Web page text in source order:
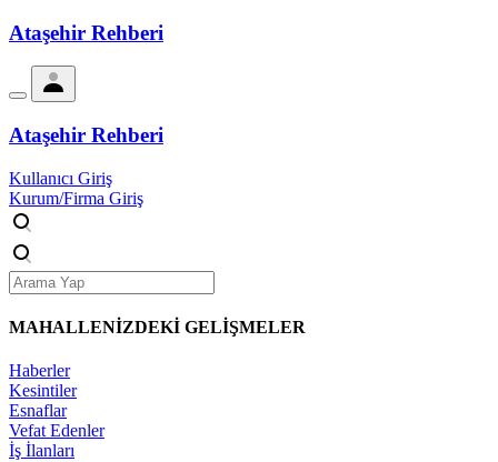
Ataşehir Rehberi
Ataşehir Rehberi
Kullanıcı Giriş
Kurum/Firma Giriş
MAHALLENİZDEKİ GELİŞMELER
Haberler
Kesintiler
Esnaflar
Vefat Edenler
İş İlanları